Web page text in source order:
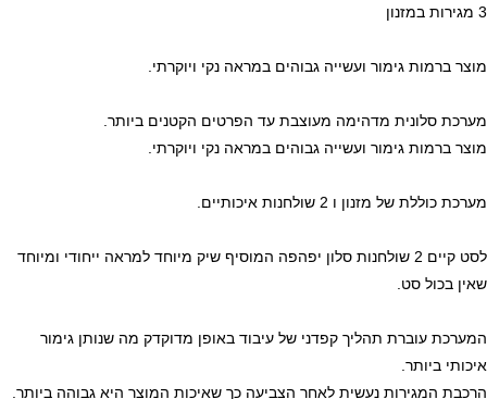
3 מגירות במזנון
מוצר ברמות גימור ועשייה גבוהים במראה נקי ויוקרתי.
מערכת סלונית מדהימה מעוצבת עד הפרטים הקטנים ביותר.
מוצר ברמות גימור ועשייה גבוהים במראה נקי ויוקרתי.
מערכת כוללת של מזנון ו 2 שולחנות איכותיים.
לסט קיים 2 שולחנות סלון יפהפה המוסיף שיק מיוחד למראה ייחודי ומיוחד
שאין בכול סט.
המערכת עוברת תהליך קפדני של עיבוד באופן מדוקדק מה שנותן גימור
איכותי ביותר.
הרכבת המגירות נעשית לאחר הצביעה כך שאיכות המוצר היא גבוהה ביותר.